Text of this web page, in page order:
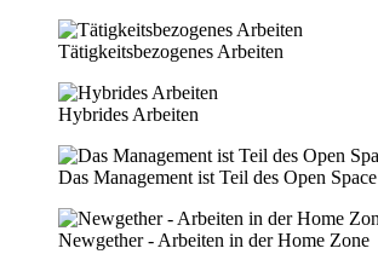
Tätigkeitsbezogenes Arbeiten
Hybrides Arbeiten
Das Management ist Teil des Open Space
Newgether - Arbeiten in der Home Zone